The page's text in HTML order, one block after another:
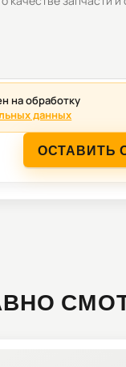
на обработку
данных
ОСТАВИТЬ